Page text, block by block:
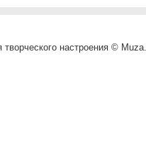
творческого настроения ©